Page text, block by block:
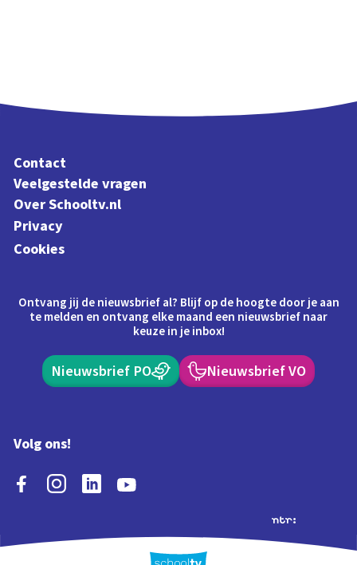
Contact
Veelgestelde vragen
Over Schooltv.nl
Privacy
Cookies
Ontvang jij de nieuwsbrief al? Blijf op de hoogte door je aan
te melden en ontvang elke maand een nieuwsbrief naar
keuze in je inbox!
Nieuwsbrief PO Nieuwsbrief VO
Volg ons!